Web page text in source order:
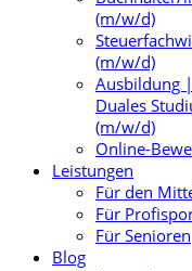
(m/w/d)
(m/w/d)
Ausbildung |
Duales
(m/w/d)
Online-
Leistungen
Für den
Für
Für Senioren
Blog